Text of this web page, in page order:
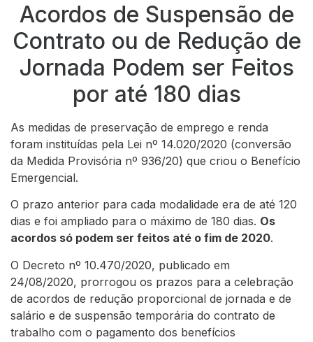
Acordos de Suspensão de
Contrato ou de Redução de
Jornada Podem ser Feitos
por até 180 dias
As medidas de preservação de emprego e renda
foram instituídas pela Lei nº 14.020/2020 (conversão
da Medida Provisória nº 936/20) que criou o Benefício
Emergencial.
O prazo anterior para cada modalidade era de até 120
dias e foi ampliado para o máximo de 180 dias. Os
acordos só podem ser feitos até o fim de 2020.
O Decreto nº 10.470/2020, publicado em
24/08/2020, prorrogou os prazos para a celebração
de acordos de redução proporcional de jornada e de
salário e de suspensão temporária do contrato de
trabalho com o pagamento dos benefícios